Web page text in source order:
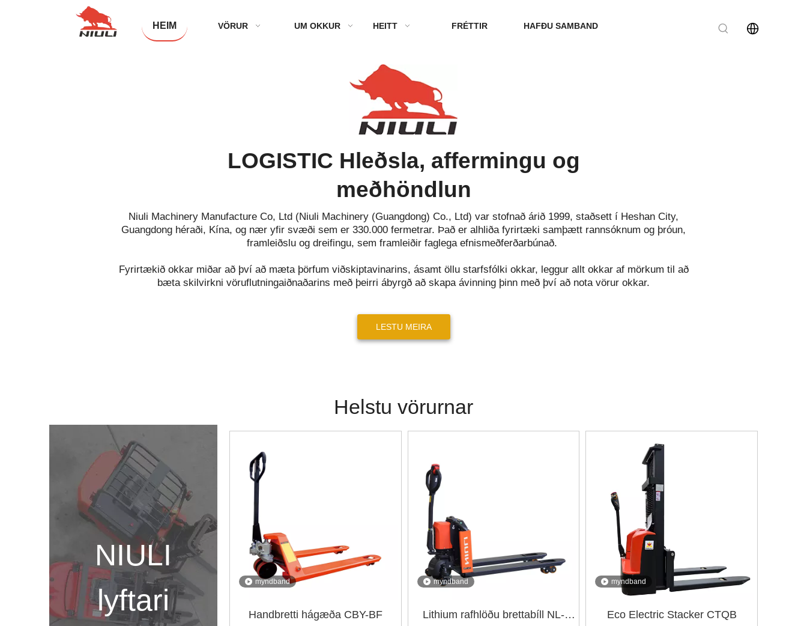
HEIM VÖRUR UM OKKUR HEITT FRÉTTIR HAFÐU SAMBAND
LOGISTIC Hleðsla, affermingu og
meðhöndlun
Niuli Machinery Manufacture Co, Ltd (Niuli Machinery (Guangdong) Co., Ltd) var stofnað árið 1999, staðsett í Heshan City,
Guangdong héraði, Kína, og nær yfir svæði sem er 330.000 fermetrar. Það er alhliða fyrirtæki samþætt rannsóknum og þróun,
framleiðslu og dreifingu, sem framleiðir faglega efnismeðferðarbúnað.
Fyrirtækið okkar miðar að því að mæta þörfum viðskiptavinarins, ásamt öllu starfsfólki okkar, leggur allt okkar af mörkum til að
bæta skilvirkni vöruflutningaiðnaðarins með þeirri ábyrgð að skapa ávinning þinn með því að nota vörur okkar.
LESTU MEIRA
Helstu vörurnar
NIULI
lyftari
myndband
Handbretti hágæða CBY-BF
myndband
Lithium rafhlöðu brettabíll NL-
myndband
Eco Electric Stacker CTQB